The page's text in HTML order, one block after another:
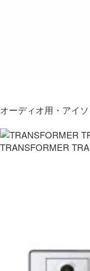
オーディオ用・アイ
TRANSFORMER